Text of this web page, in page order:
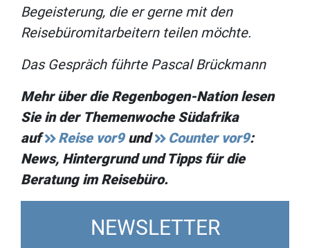
Begeisterung, die er gerne mit den
Reisebüromitarbeitern teilen möchte.
Das Gespräch führte Pascal Brückmann
Mehr über die Regenbogen-Nation lesen
Sie in der Themenwoche Südafrika
auf
Reise vor9und Counter vor9:
News, Hintergrund und Tipps für die
Beratung im Reisebüro.
NEWSLETTER